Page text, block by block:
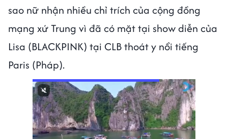
sao nữ nhận nhiều chỉ trích của cộng đồng
mạng xứ Trung vì đã có mặt tại show diễn của
Lisa (BLACKPINK) tại CLB thoát y nổi tiếng
Paris (Pháp).